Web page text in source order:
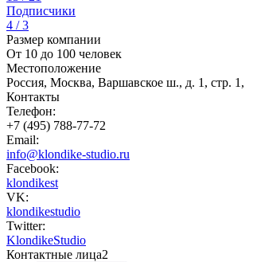
Подписчики
4 / 3
Размер компании
От 10 до 100 человек
Местоположение
Россия, Москва, Варшавское ш., д. 1, стр. 1,
Контакты
Телефон:
+7 (495) 788-77-72
Email:
info@klondike-studio.ru
Facebook:
klondikest
VK:
klondikestudio
Twitter:
KlondikeStudio
Контактные лица2